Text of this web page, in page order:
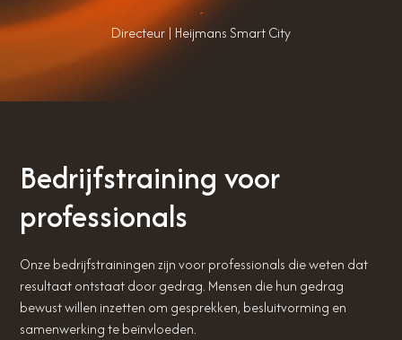
-
Directeur | Heijmans Smart City
Bedrijfstraining voor
professionals
Onze bedrijfstrainingen zijn voor professionals die weten dat
resultaat ontstaat door gedrag. Mensen die hun gedrag
bewust willen inzetten om gesprekken, besluitvorming en
samenwerking te beïnvloeden.